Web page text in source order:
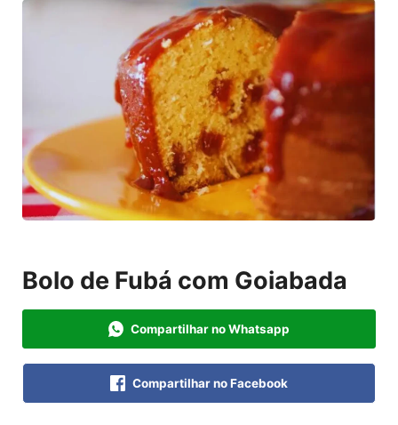
Bolo de Fubá com Goiabada
Compartilhar no Whatsapp
Compartilhar no Facebook